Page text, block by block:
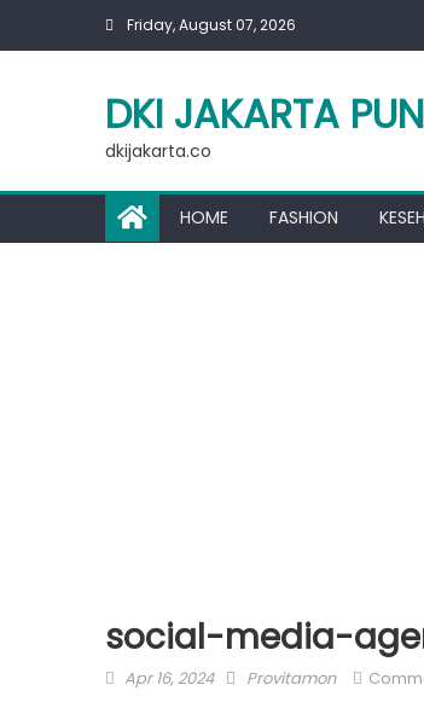
Friday, August 07, 2026
DKI JAKARTA
dkijakarta.co
HOME FASHION
social-media-
Posted
Apr 16, 2024 Author
Provitamon